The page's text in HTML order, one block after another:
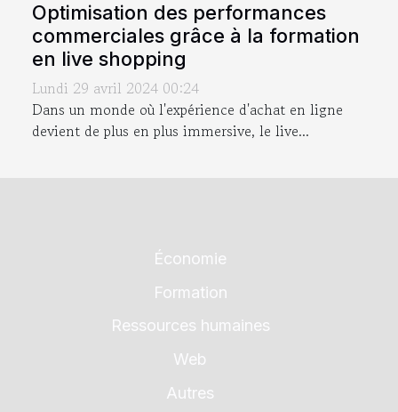
Optimisation des performances
commerciales grâce à la formation
en live shopping
Lundi 29 avril 2024 00:24
Dans un monde où l'expérience d'achat en ligne
devient de plus en plus immersive, le live...
Économie
Formation
Ressources humaines
Web
Autres